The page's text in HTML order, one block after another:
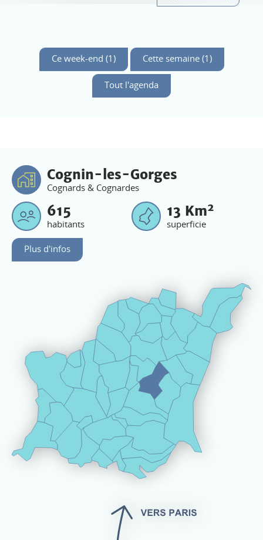
Ce week-end (1) Cette semaine (1)
Tout l'agenda
Cognin-les-Gorges
Cognards & Cognardes
615
habitants
13 Km2
superficie
Plus d'infos